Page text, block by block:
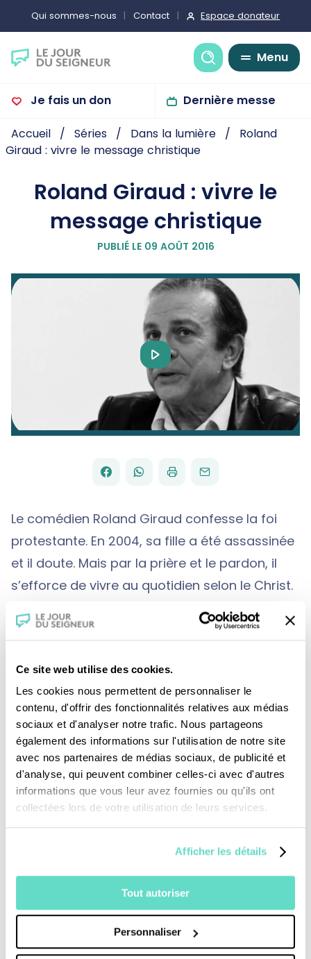
Ce site web utilise des cookies.
Les cookies nous permettent de personnaliser le
contenu, d'offrir des fonctionnalités relatives aux médias
sociaux et d'analyser notre trafic. Nous partageons
également des informations sur l'utilisation de notre site
avec nos partenaires de médias sociaux, de publicité et
d'analyse, qui peuvent combiner celles-ci avec d'autres
informations que vous leur avez fournies ou qu'ils ont
collectées lors de votre utilisation de leurs services.
Afficher les détails
Tout autoriser
Personnaliser
Qui sommes-nous Contact Espace donateur
Recherche
Menu
Je fais un don Dernière messe
Accueil Séries Dans la lumière
Roland
Giraud : vivre le message christique
Roland Giraud : vivre le
message christique
PUBLIÉ LE 09 AOÛT 2016
Play
Video
PARTAGER
FACEBOOK
PARTAGER
WHATSAPP
IMPRIMERENVOYER
PAR
EMAIL
Le comédien Roland Giraud confesse la foi
protestante. En 2004, sa fille a été assassinée
et il doute. Mais par la prière et le pardon, il
s’efforce de vivre au quotidien selon le Christ.
Je fais un don
Revoir la messe du 02 août 2026
TOUS NOS PROGRAMMES
La messe
Documentaires
Parole Inattendue
Tous Frères
Générations Laudato Si’
Agenda Culturel